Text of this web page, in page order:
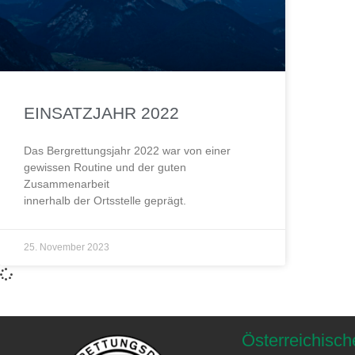
EINSATZJAHR 2022
Das Bergrettungsjahr 2022 war von einer
gewissen Routine und der guten
Zusammenarbeit
innerhalb der Ortsstelle geprägt.
25. November 2023